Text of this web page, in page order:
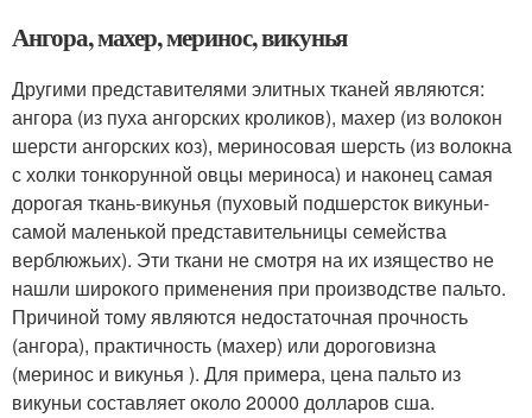
Ангора, махер, меринос, викунья
Другими представителями элитных тканей являются:
ангора (из пуха ангорских кроликов), махер (из волокон
шерсти ангорских коз), мериносовая шерсть (из волокна
с холки тонкорунной овцы мериноса) и наконец самая
дорогая ткань-викунья (пуховый подшерсток викуньи-
самой маленькой представительницы семейства
верблюжьих). Эти ткани не смотря на их изящество не
нашли широкого применения при производстве пальто.
Причиной тому являются недостаточная прочность
(ангора), практичность (махер) или дороговизна
(меринос и викунья ). Для примера, цена пальто из
викуньи составляет около 20000 долларов сша.